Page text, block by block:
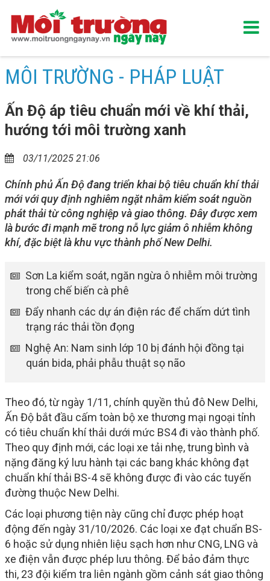
MÔI TRƯỜNG - PHÁP LUẬT
Ấn Độ áp tiêu chuẩn mới về khí thải,
hướng tới môi trường xanh
03/11/2025 21:06
Chính phủ Ấn Độ đang triển khai bộ tiêu chuẩn khí thải
mới với quy định nghiêm ngặt nhằm kiểm soát nguồn
phát thải từ công nghiệp và giao thông. Đây được xem
là bước đi mạnh mẽ trong nỗ lực giảm ô nhiễm không
khí, đặc biệt là khu vực thành phố New Delhi.
Sơn La kiểm soát, ngăn ngừa ô nhiễm môi trường
trong chế biến cà phê
Đẩy nhanh các dự án điện rác để chấm dứt tình
trạng rác thải tồn đọng
Nghệ An: Nam sinh lớp 10 bị đánh hội đồng tại
quán bida, phải phẫu thuật sọ não
Theo đó, từ ngày 1/11, chính quyền thủ đô New Delhi,
Ấn Độ bắt đầu cấm toàn bộ xe thương mại ngoại tỉnh
có tiêu chuẩn khí thải dưới mức BS4 đi vào thành phố.
Theo quy định mới, các loại xe tải nhẹ, trung bình và
nặng đăng ký lưu hành tại các bang khác không đạt
chuẩn khí thải BS-4 sẽ không được đi vào các tuyến
đường thuộc New Delhi.
Các loại phương tiện này cũng chỉ được phép hoạt
động đến ngày 31/10/2026. Các loại xe đạt chuẩn BS-
6 hoặc sử dụng nhiên liệu sạch hơn như CNG, LNG và
xe điện vẫn được phép lưu thông. Để bảo đảm thực
thi, 23 đội kiểm tra liên ngành gồm cảnh sát giao thông